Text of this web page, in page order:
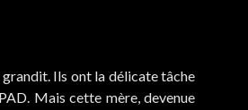
Ils ont la délicate tâche
Mais cette mère, devenue